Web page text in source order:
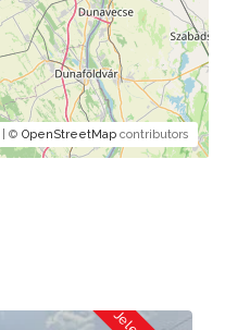
| © OpenStreetMap contributors